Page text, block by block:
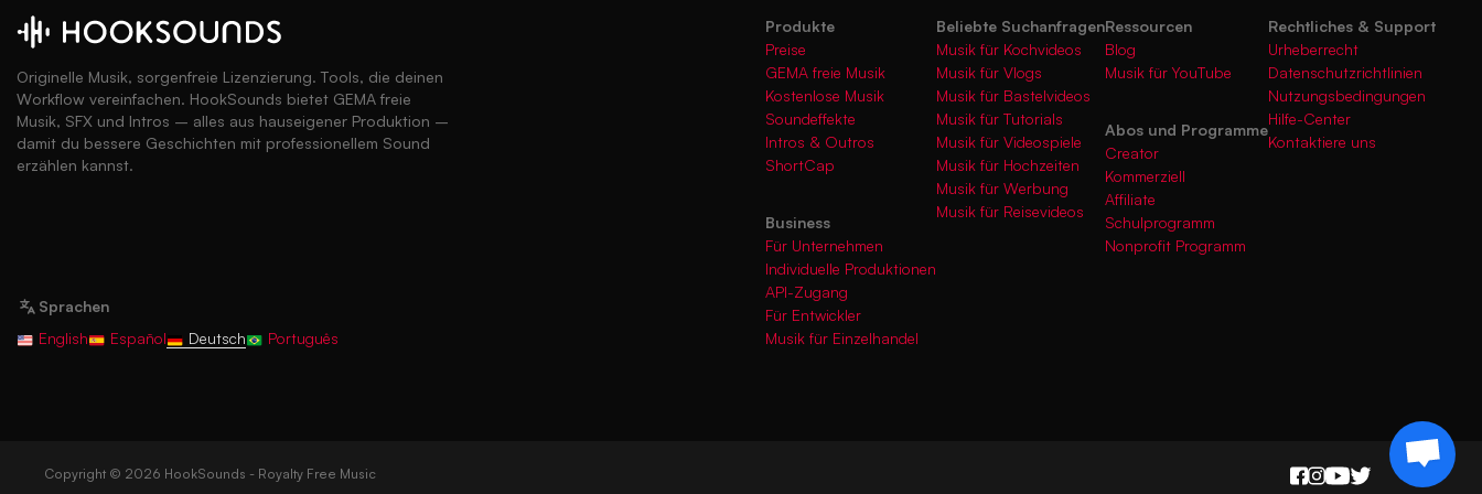
Originelle Musik, sorgenfreie Lizenzierung. Tools, die deinen
Workflow vereinfachen. HookSounds bietet GEMA freie
Musik, SFX und Intros – alles aus hauseigener Produktion –
damit du bessere Geschichten mit professionellem Sound
erzählen kannst.
Sprachen
English
Español Deutsch Português
Produkte
Preise
GEMA freie Musik
Kostenlose Musik
Soundeffekte
Intros & Outros
ShortCap
Business
Für Unternehmen
Individuelle Produktionen
API-Zugang
Für Entwickler
Musik für Einzelhandel
Beliebte Suchanfragen
Musik für Kochvideos
Musik für Vlogs
Musik für Bastelvideos
Musik für Tutorials
Musik für Videospiele
Musik für Hochzeiten
Musik für Werbung
Musik für Reisevideos
Ressourcen
Blog
Musik für YouTube
Abos und Programme
Creator
Kommerziell
Affiliate
Schulprogramm
Nonprofit Programm
Rechtliches & Support
Urheberrecht
Datenschutzrichtlinien
Nutzungsbedingungen
Hilfe-Center
Kontaktiere uns
Copyright © 2026 HookSounds - Royalty Free Music